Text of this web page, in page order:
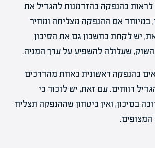
לראות בהנפקה כהזדמנות להגדיל את
במיוחד אם ההנפקה מצליחה ומחיר
יש לקחת בחשבון גם את הסיכון
השוק, שעלולה להשפיע על ערך המניה.
בהנפקה ראשונית כאחת מהדרכים
רווחים. עם זאת, יש לזכור כי
בסיכון, ואין ביטחון שההנפקה תצליח
המצופים.